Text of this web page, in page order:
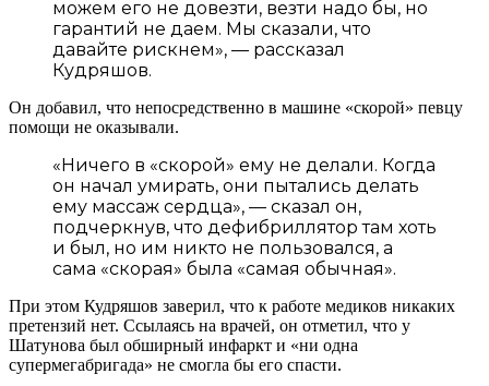
можем его не довезти, везти надо бы, но
гарантий не даем. Мы сказали, что
давайте рискнем», — рассказал
Кудряшов.
Он добавил, что непосредственно в машине «скорой» певцу
помощи не оказывали.
«Ничего в «скорой» ему не делали. Когда
он начал умирать, они пытались делать
ему массаж сердца», — сказал он,
подчеркнув, что дефибриллятор там хоть
и был, но им никто не пользовался, а
сама «скорая» была «самая обычная».
При этом Кудряшов заверил, что к работе медиков никаких
претензий нет. Ссылаясь на врачей, он отметил, что у
Шатунова был обширный инфаркт и «ни одна
супермегабригада» не смогла бы его спасти.